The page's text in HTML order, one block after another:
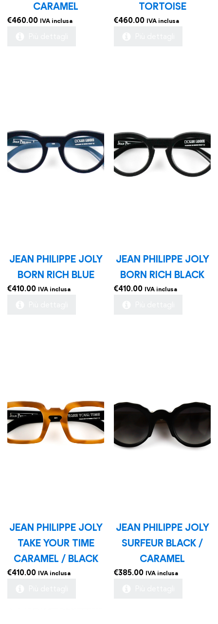
CARAMEL
€460.00 IVA inclusa
TORTOISE
€460.00 IVA inclusa
JEAN PHILIPPE JOLY
BORN RICH BLUE
€410.00 IVA inclusa
JEAN PHILIPPE JOLY
BORN RICH BLACK
€410.00 IVA inclusa
JEAN PHILIPPE JOLY
TAKE YOUR TIME
CARAMEL / BLACK
€410.00 IVA inclusa
JEAN PHILIPPE JOLY
SURFEUR BLACK /
CARAMEL
€385.00 IVA inclusa